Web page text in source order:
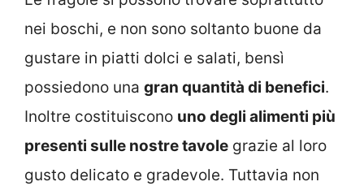
nei boschi, e non sono soltanto buone da
gustare in piatti dolci e salati, bensì
possiedono una gran quantità di benefici.
Inoltre costituiscono uno degli alimenti più
presenti sulle nostre tavole grazie al loro
gusto delicato e gradevole. Tuttavia non